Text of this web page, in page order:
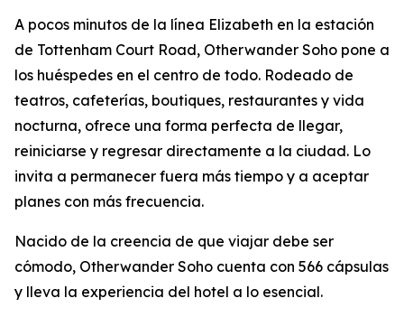
A pocos minutos de la línea Elizabeth en la estación
de Tottenham Court Road, Otherwander Soho pone a
los huéspedes en el centro de todo. Rodeado de
teatros, cafeterías, boutiques, restaurantes y vida
nocturna, ofrece una forma perfecta de llegar,
reiniciarse y regresar directamente a la ciudad. Lo
invita a permanecer fuera más tiempo y a aceptar
planes con más frecuencia.
Nacido de la creencia de que viajar debe ser
cómodo, Otherwander Soho cuenta con 566 cápsulas
y lleva la experiencia del hotel a lo esencial.